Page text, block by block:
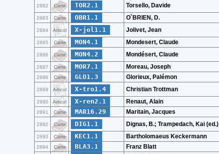
2882 Carte TOR2.1 Torsello, Davide
2883 Carte OBR1.1 O`BRIEN, D.
2884 Articol X-jol1.1 Jolivet, Jean
2885 Carte MON4.1 Mondesert, Claude
2886 Carte MON4.2 Mondésert, Claude
2887 Carte MOR7.1 Moreau, Joseph
2888 Carte GLO1.3 Glorieux, Palémon
2889 Articol X-tro1.4 Christian Trottman
2890 Articol X-ren2.1 Renaut, Alain
2891 Carte MAR16.29 Maritain, Jacques
2892 Carte DIG1.1 Dignas, B.; Trampedach, Kai (ed.)
2893 Carte KEC1.1 Bartholomaeus Keckermann
2894 Carte BLA3.1 Franz Blatt